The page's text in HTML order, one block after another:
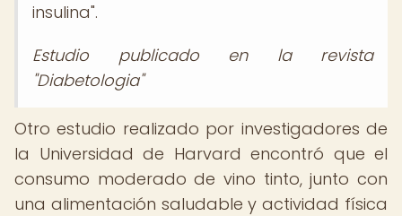
insulina".
Estudio publicado en la revista
"Diabetologia"
Otro estudio realizado por investigadores de
la Universidad de Harvard encontró que el
consumo moderado de vino tinto, junto con
una alimentación saludable y actividad física